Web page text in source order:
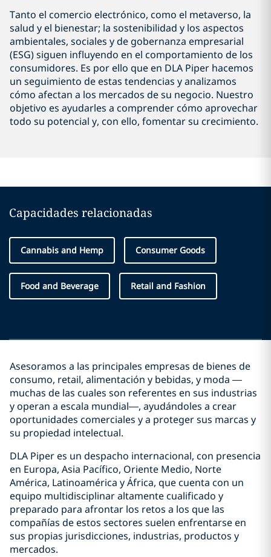
Tanto el comercio electrónico, como el metaverso, la
salud y el bienestar; la sostenibilidad y los aspectos
ambientales, sociales y de gobernanza empresarial
(ESG) siguen influyendo en el comportamiento de los
consumidores. Es por ello que en DLA Piper hacemos
un seguimiento de estas tendencias y analizamos
cómo afectan a los mercados de su negocio. Nuestro
objetivo es ayudarles a comprender cómo aprovechar
todo su potencial y, con ello, fomentar su crecimiento.
Capacidades relacionadas
Cannabis and Hemp Consumer Goods
Food and Beverage Retail and Fashion
Asesoramos a las principales empresas de bienes de
consumo, retail, alimentación y bebidas, y moda —
muchas de las cuales son referentes en sus industrias
y operan a escala mundial—, ayudándoles a crear
oportunidades comerciales y a proteger sus marcas y
su propiedad intelectual.
DLA Piper es un despacho internacional, con presencia
en Europa, Asia Pacífico, Oriente Medio, Norte
América, Latinoamérica y África, que cuenta con un
equipo multidisciplinar altamente cualificado y
preparado para afrontar los retos a los que las
compañías de estos sectores suelen enfrentarse en
sus propias jurisdicciones, industrias, productos y
mercados.